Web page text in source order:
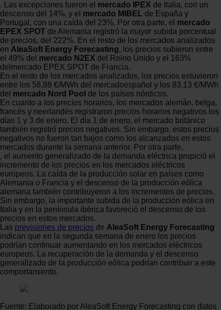
. Las excepciones fueron el mercado IPEX de Italia, con un
descenso del 14%, y el mercado MIBEL de España y
Portugal, con una caída del 23%. Por otra parte, el mercado
EPEX SPOT de Alemania registró la mayor subida porcentual
de precios, del 222%. En el resto de los mercados analizados
en AleaSoft Energy Forecasting, los precios subieron entre
el 49% del mercado N2EX del Reino Unido y el 163%
delmercado EPEX SPOT de Francia.
En el resto de los mercados analizados, los precios estuvieron
entre los 58,88 €/MWh del mercadoespañol y los 83,13 €/MWh
del mercado Nord Pool de los países nórdicos.
En cuanto a los precios horarios, los mercados alemán, belga,
francés y neerlandés registraron precios horarios negativos los
días 1 y 3 de enero. El día 1 de enero, el mercado británico
también registró precios negativos. Sin embargo, estos precios
negativos no fueron tan bajos como los alcanzados en estos
mercados durante la semana anterior. Por otra parte,
, el aumento generalizado de la demanda eléctrica propició el
incremento de los precios en los mercados eléctricos
europeos. La caída de la producción solar en países como
Alemania o Francia y el descenso de la producción eólica
alemana también contribuyeron a los incrementos de precios.
Sin embargo, la importante subida de la producción eólica en
Italia y en la península ibérica favoreció el descenso de los
precios en estos mercados.
Las previsiones de precios de AleaSoft Energy Forecasting
indican que en la segunda semana de enero los precios
podrían continuar aumentando en los mercados eléctricos
europeos. La recuperación de la demanda y el descenso
generalizado de la producción eólica podrían contribuir a este
comportamiento.
Fuente: Elaborado por AleaSoft Energy Forecasting con datos